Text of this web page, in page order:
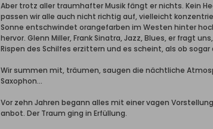
Aber trotz aller traumhafter Musik fängt er nichts. Kein
passen wir alle auch nicht richtig auf, vielleicht
Sonne entschwindet orangefarben im Westen hinter
hervor. Glenn Miller, Frank Sinatra, Jazz, Blues, er fragt
Rispen des Schilfes erzittern und es scheint, als ob
Wir summen mit, träumen, saugen die nächtliche
Saxophon...
Vor zehn Jahren begann alles mit einer vagen
anbot. Der Traum ging in Erfüllung.